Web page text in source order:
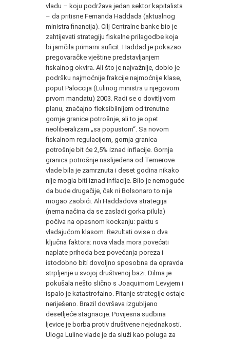
vladu – koju podržava jedan sektor kapitalista
– da pritisne Fernanda Haddada (aktualnog
ministra financija). Cilj Centralne banke bio je
zahtijevati strategiju fiskalne prilagodbe koja
bi jamčila primarni suficit. Haddad je pokazao
pregovaračke vještine predstavljanjem
fiskalnog okvira. Ali što je najvažnije, dobio je
podršku najmoćnije frakcije najmoćnije klase,
poput Paloccija (Lulinog ministra u njegovom
prvom mandatu) 2003. Radi se o dovitljivom
planu, značajno fleksibilnijem od trenutne
gornje granice potrošnje, ali to je opet
neoliberalizam „sa popustom“. Sa novom
fiskalnom regulacijom, gornja granica
potrošnje bit će 2,5% iznad inflacije. Gornja
granica potrošnje naslijeđena od Temerove
vlade bila je zamrznuta i deset godina nikako
nije mogla biti iznad inflacije. Bilo je nemoguće
da bude drugačije, čak ni Bolsonaro to nije
mogao zaobići. Ali Haddadova strategija
(nema načina da se zasladi gorka pilula)
počiva na opasnom kockanju: paktu s
vladajućom klasom. Rezultati ovise o dva
ključna faktora: nova vlada mora povećati
naplate prihoda bez povećanja poreza i
istodobno biti dovoljno sposobna da opravda
strpljenje u svojoj društvenoj bazi. Dilma je
pokušala nešto slično s Joaquimom Levyjem i
ispalo je katastrofalno. Pitanje strategije ostaje
neriješeno. Brazil dovršava izgubljeno
desetljeće stagnacije. Povijesna sudbina
ljevice je borba protiv društvene nejednakosti.
Uloga Luline vlade je da služi kao poluga za